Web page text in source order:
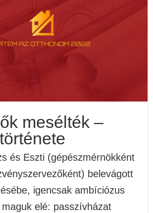
mesélték –
és Eszti (gépészmérnökként
belevágott
igencsak ambíciózus
elé: passzívházat